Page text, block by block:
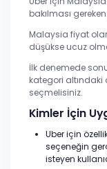
bakılması
Malaysia fiyat
düşükse ucuz
İlk denemede
kategori altındaki
seçmelisiniz.
Kimler İçin
Uber için
seçeneğin
isteyen